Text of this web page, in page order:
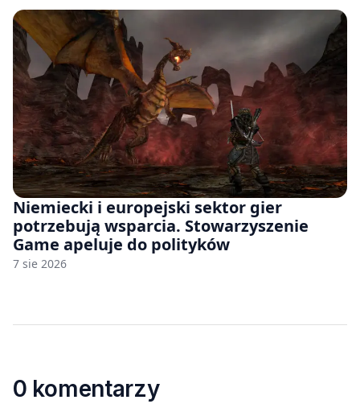
Niemiecki i europejski sektor gier
potrzebują wsparcia. Stowarzyszenie
Game apeluje do polityków
7 sie 2026
0 komentarzy